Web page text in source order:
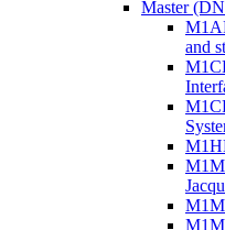
Master
and